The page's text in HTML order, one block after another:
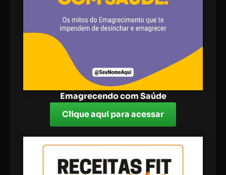
Emagrecendo com Saúde
Clique aqui para acessar